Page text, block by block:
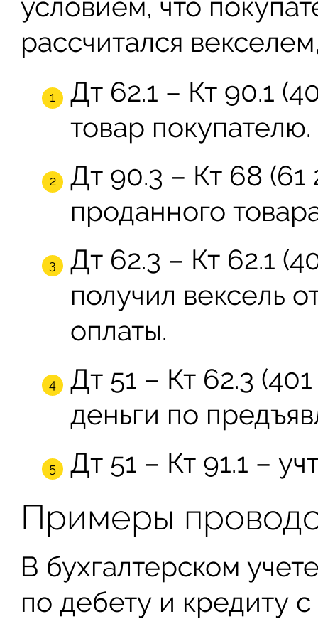
рассчитался
Дт 62.1 – Кт 90.1
товар покупателю.
Дт 90.3 – Кт 68
проданного
Дт 62.3 – Кт 62.1
получил вексель
оплаты.
Дт 51 – Кт 62.3
деньги по
Дт 51 – Кт 91.1 –
Примеры
В бухгалтерском
по дебету и кредиту